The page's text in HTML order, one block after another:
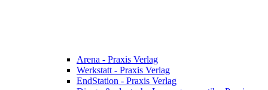
Arena - Praxis Verlag
Werkstatt - Praxis Verlag
EndStation - Praxis Verlag